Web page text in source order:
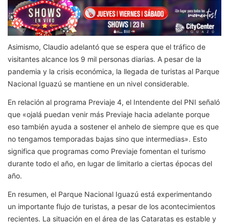
Asimismo, Claudio adelantó que se espera que el tráfico de
visitantes alcance los 9 mil personas diarias. A pesar de la
pandemia y la crisis económica, la llegada de turistas al Parque
Nacional Iguazú se mantiene en un nivel considerable.
En relación al programa Previaje 4, el Intendente del PNI señaló
que «ojalá puedan venir más Previaje hacia adelante porque
eso también ayuda a sostener el anhelo de siempre que es que
no tengamos temporadas bajas sino que intermedias». Esto
significa que programas como Previaje fomentan el turismo
durante todo el año, en lugar de limitarlo a ciertas épocas del
año.
En resumen, el Parque Nacional Iguazú está experimentando
un importante flujo de turistas, a pesar de los acontecimientos
recientes. La situación en el área de las Cataratas es estable y